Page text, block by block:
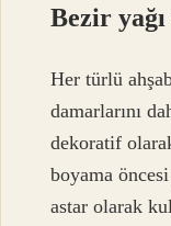
Bezir
Her türlü
damarlarını
dekoratif
boyama
astar olarak